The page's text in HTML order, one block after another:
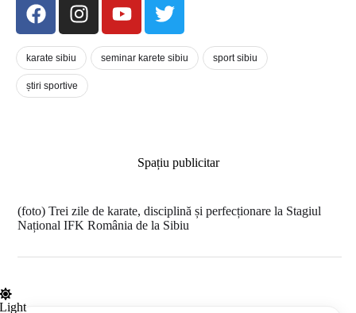
Light
karate sibiu seminar karete sibiu sport sibiu
știri sportive
Spațiu publicitar
(foto) Trei zile de karate, disciplină și perfecționare la Stagiul
Național IFK România de la Sibiu